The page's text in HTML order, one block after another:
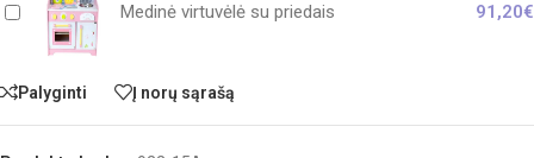
Medinė virtuvėlė su priedais 91,20€
Palyginti Į norų sąrašą